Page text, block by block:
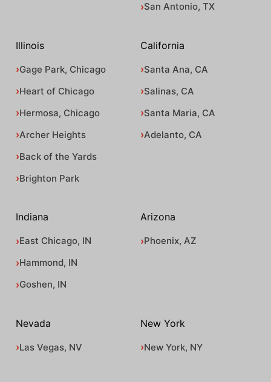
San Antonio, TX
Illinois
Gage Park, Chicago
Heart of Chicago
Hermosa, Chicago
Archer Heights
Back of the Yards
Brighton Park
California
Santa Ana, CA
Salinas, CA
Santa Maria, CA
Adelanto, CA
Indiana
East Chicago, IN
Hammond, IN
Goshen, IN
Arizona
Phoenix, AZ
Nevada
Las Vegas, NV
New York
New York, NY